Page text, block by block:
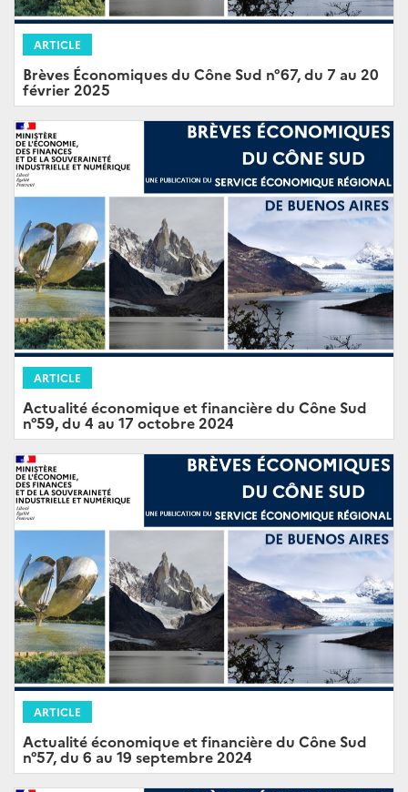
ARTICLE
Brèves Économiques du Cône Sud n°67, du 7 au 20
février 2025
ARTICLE
Actualité économique et financière du Cône Sud
n°59, du 4 au 17 octobre 2024
ARTICLE
Actualité économique et financière du Cône Sud
n°57, du 6 au 19 septembre 2024